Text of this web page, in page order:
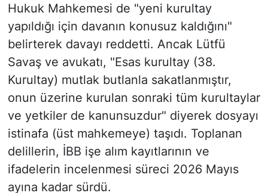
Hukuk Mahkemesi de "yeni kurultay
yapıldığı için davanın konusuz kaldığını"
belirterek davayı reddetti. Ancak Lütfü
Savaş ve avukatı, "Esas kurultay (38.
Kurultay) mutlak butlanla sakatlanmıştır,
onun üzerine kurulan sonraki tüm kurultaylar
ve yetkiler de kanunsuzdur" diyerek dosyayı
istinafa (üst mahkemeye) taşıdı. Toplanan
delillerin, İBB işe alım kayıtlarının ve
ifadelerin incelenmesi süreci 2026 Mayıs
ayına kadar sürdü.